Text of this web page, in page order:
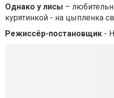
Однако у лисы –
курятинкой - на цыпленка
Режиссёр-постановщик -